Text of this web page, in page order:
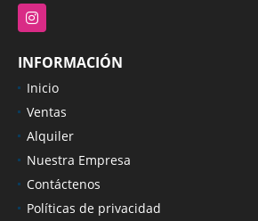
Instagram
INFORMACIÓN
Inicio
Ventas
Alquiler
Nuestra Empresa
Contáctenos
Políticas de privacidad